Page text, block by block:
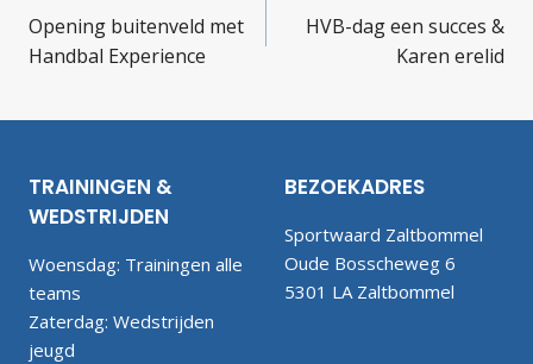
Opening buitenveld met
Handbal Experience
HVB-dag een succes &
Karen erelid
TRAININGEN &
WEDSTRIJDEN
Woensdag: Trainingen alle
teams
Zaterdag: Wedstrijden
jeugd
BEZOEKADRES
Sportwaard Zaltbommel
Oude Bosscheweg 6
5301 LA Zaltbommel